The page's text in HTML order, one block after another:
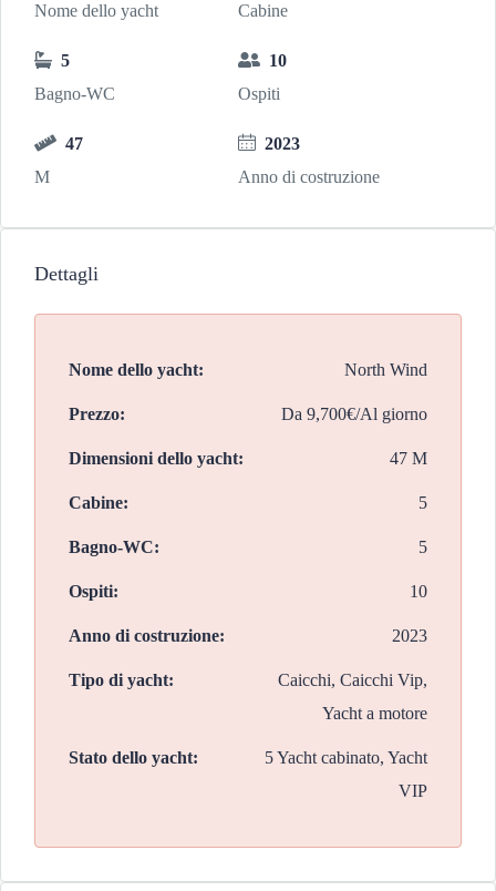
Nome dello yacht
Cabine
5
Bagno-WC
10
Ospiti
47
M
2023
Anno di costruzione
Dettagli
Nome dello yacht: North Wind
Prezzo: Da 9,700€/Al giorno
Dimensioni dello yacht: 47 M
Cabine: 5
Bagno-WC: 5
Ospiti: 10
Anno di costruzione: 2023
Tipo di yacht:
Caicchi, Caicchi Vip,
Yacht a motore
Stato dello yacht:
5 Yacht cabinato, Yacht
VIP